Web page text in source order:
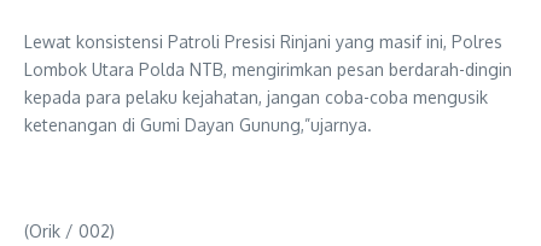
Lewat konsistensi Patroli Presisi Rinjani yang masif ini, Polres
Lombok Utara Polda NTB, mengirimkan pesan berdarah-dingin
kepada para pelaku kejahatan, jangan coba-coba mengusik
ketenangan di Gumi Dayan Gunung,”ujarnya.
(Orik / 002)